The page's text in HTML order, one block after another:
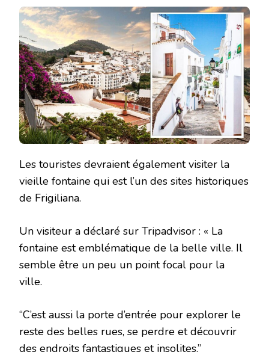
Les touristes devraient également visiter la
vieille fontaine qui est l’un des sites historiques
de Frigiliana.
Un visiteur a déclaré sur Tripadvisor : « La
fontaine est emblématique de la belle ville. Il
semble être un peu un point focal pour la
ville.
“C’est aussi la porte d’entrée pour explorer le
reste des belles rues, se perdre et découvrir
des endroits fantastiques et insolites.”